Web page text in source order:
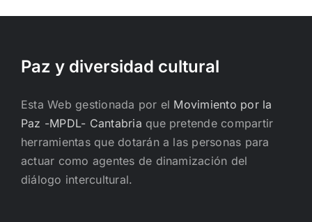
Paz y diversidad cultural
Esta Web gestionada por el Movimiento por la
Paz -MPDL- Cantabria que pretende compartir
herramientas que dotarán a las personas para
actuar como agentes de dinamización del
diálogo intercultural.